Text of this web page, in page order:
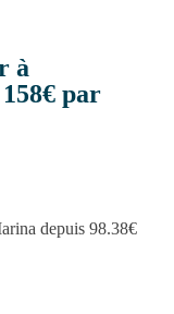
à
par
depuis 98.38€